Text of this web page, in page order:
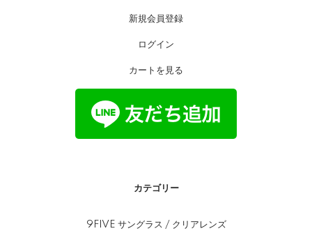
新規会員登録
ログイン
カートを見る
カテゴリー
9FIVE サングラス / クリアレンズ